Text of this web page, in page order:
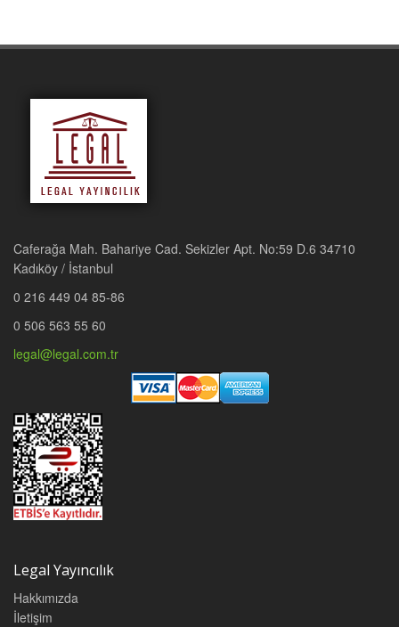
Caferağa Mah. Bahariye Cad. Sekizler Apt. No:59 D.6 34710
Kadıköy / İstanbul
0 216 449 04 85-86
0 506 563 55 60
legal@legal.com.tr
Legal Yayıncılık
Hakkımızda
İletişim